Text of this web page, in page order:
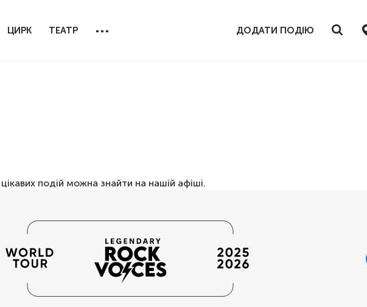
ЦИРК ТЕАТР ... ДОДАТИ ПОДІЮ
подій можна знайти на нашій афіші.